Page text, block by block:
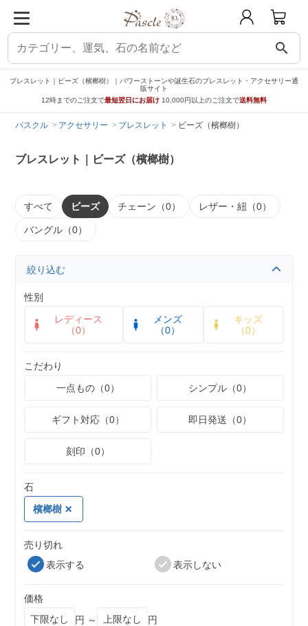
search
ブレスレット｜ビーズ（檳榔樹）｜パワーストーンや誕生石のブレスレット・アクセサリー通
販サイト
12時までのご注文で最短翌日にお届け 10,000円以上のご注文で送料無料
パスクル アクセサリー ブレスレット ビーズ（檳榔樹）
ブレスレット｜ビーズ（檳榔樹）
すべて ビーズ チェーン（0） レザー・紐（0）
バングル（0）
絞り込む
性別
レディース
（0）
メンズ
（0）
キッズ
（0）
こだわり
一点もの（0）
シンプル（0）
ギフト対応（0） 即日発送（0）
刻印（0）
石
檳榔樹
売り切れ
表示する
表示しない
価格
円 ～
円